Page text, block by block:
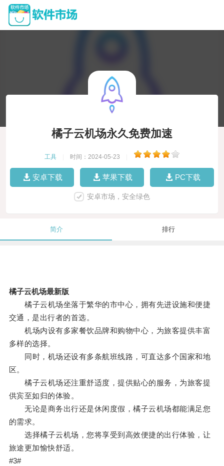
橘子云机场永久免费加速
工具 时间：2024-05-23
安卓下载 苹果下载 PC下载
安卓市场，安全绿色
简介 排行
橘子云机场最新版
橘子云机场坐落于繁华的市中心，拥有先进设施和便捷
交通，是出行者的首选。
机场内设有多家餐饮品牌和购物中心，为旅客提供丰富
多样的选择。
同时，机场还设有多条航班线路，可直达多个国家和地
区。
橘子云机场还注重舒适度，提供贴心的服务，为旅客提
供宾至如归的体验。
无论是商务出行还是休闲度假，橘子云机场都能满足您
的需求。
选择橘子云机场，您将享受到高效便捷的出行体验，让
旅途更加愉快舒适。
#3#